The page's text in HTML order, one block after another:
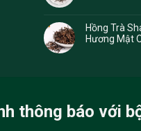
Hồng Trà
Hương Mật
thông báo với